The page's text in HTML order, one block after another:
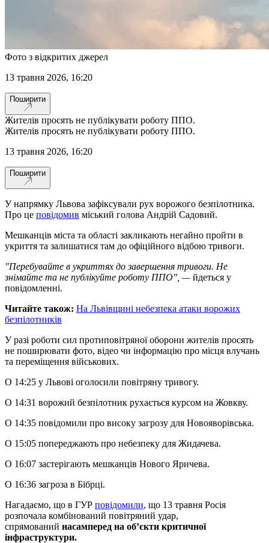
Фото з відкритих джерел
13 травня 2026, 16:20
Поширити
Жителів просять не публікувати роботу ППО.
Жителів просять не публікувати роботу ППО.
13 травня 2026, 16:20
Поширити
У напрямку Львова зафіксували рух ворожого безпілотника.
Про це повідомив міський голова Андрій Садовий.
Мешканців міста та області закликають негайно пройти в
укриття та залишатися там до офіційного відбою тривоги.
"Перебувайте в укриттях до завершення тривоги. Не
знімайте та не публікуйте роботу ППО", —йдеться у
повідомленні.
Читайте також: На Львівщині небезпека атаки ворожих
безпілотників
У разі роботи сил протиповітряної оборони жителів просять
не поширювати фото, відео чи інформацію про місця влучань
та переміщення військових.
О 14:25 у Львові оголосили повітряну тривогу.
О 14:31 ворожий безпілотник рухається курсом на Жовкву.
О 14:35 повідомили про високу загрозу для Новояворівська.
О 15:05 попереджають про небезпеку для Жидачева.
О 16:07 застерігають мешканців Нового Яричева.
О 16:36 загроза в Бібрці.
Нагадаємо, що в ГУР повідомили, що 13 травня Росія
розпочала комбінований повітряний удар,
спрямований насамперед на об’єкти критичної
інфраструктури.